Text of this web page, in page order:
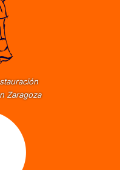
Zaragoza